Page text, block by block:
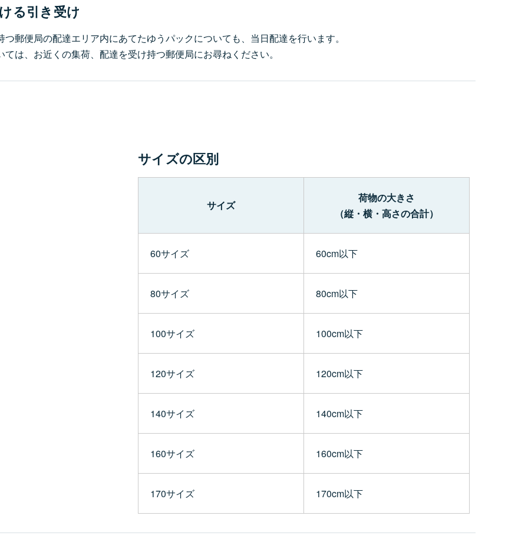
る引き受け
郵便局の配達エリア内にあてたゆうパックについても、当日配達を行います。
は、お近くの集荷、配達を受け持つ郵便局にお尋ねください。
サイズの区別
サイズ
荷物の大きさ
（縦・横・高さの合計）
60サイズ 60cm以下
80サイズ 80cm以下
100サイズ 100cm以下
120サイズ 120cm以下
140サイズ 140cm以下
160サイズ 160cm以下
170サイズ 170cm以下